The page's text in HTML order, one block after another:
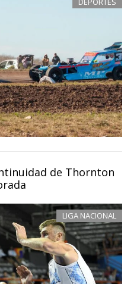
de Thornton
LIGA NACIONAL